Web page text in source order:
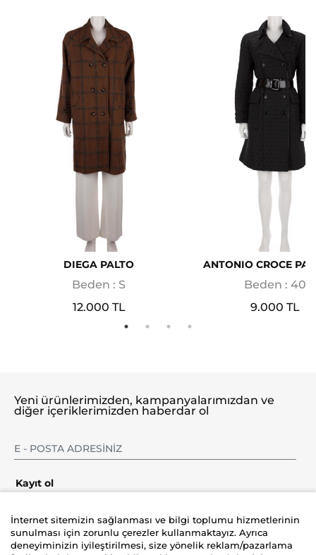
DIEGA PALTO
Beden : S
12.000 TL
ANTONIO CROCE
Beden : 40
9.000 TL
Yeni ürünlerimizden, kampanyalarımızdan ve
diğer içeriklerimizden haberdar ol
Kayıt ol
İnternet sitemizin sağlanması ve bilgi toplumu hizmetlerinin
sunulması için zorunlu çerezler kullanmaktayız. Ayrıca
deneyiminizin iyileştirilmesi, size yönelik reklam/pazarlama